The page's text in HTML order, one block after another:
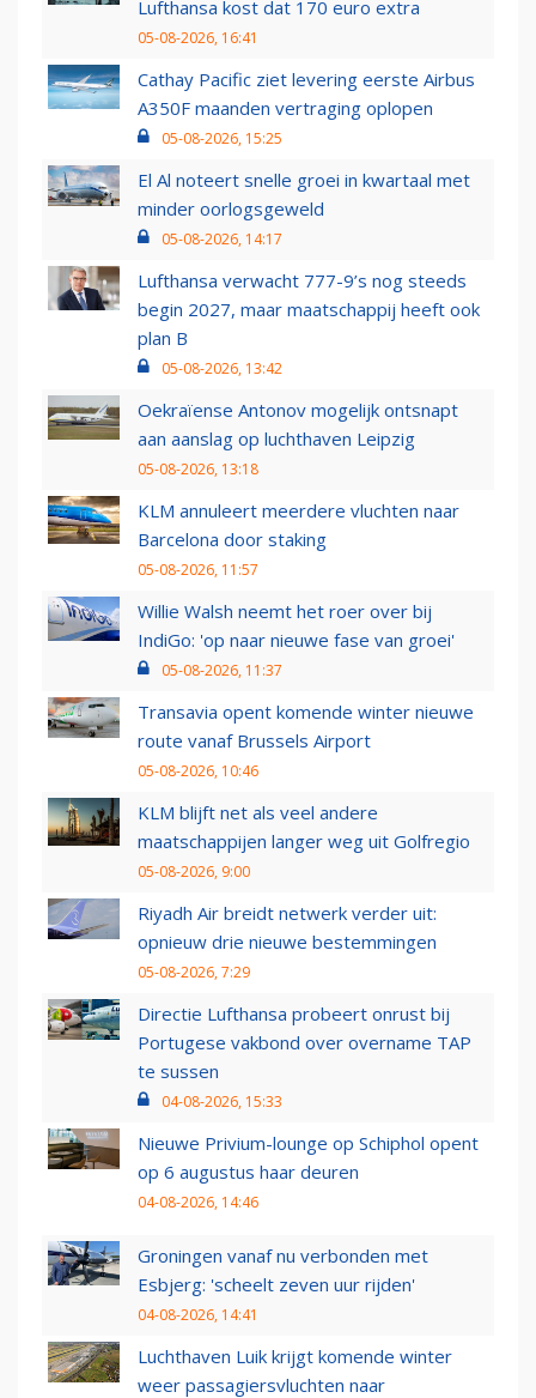
Lufthansa kost dat 170 euro extra
05-08-2026, 16:41
Cathay Pacific ziet levering eerste Airbus
A350F maanden vertraging oplopen
05-08-2026, 15:25
El Al noteert snelle groei in kwartaal met
minder oorlogsgeweld
05-08-2026, 14:17
Lufthansa verwacht 777-9’s nog steeds
begin 2027, maar maatschappij heeft ook
plan B
05-08-2026, 13:42
Oekraïense Antonov mogelijk ontsnapt
aan aanslag op luchthaven Leipzig
05-08-2026, 13:18
KLM annuleert meerdere vluchten naar
Barcelona door staking
05-08-2026, 11:57
Willie Walsh neemt het roer over bij
IndiGo: 'op naar nieuwe fase van groei'
05-08-2026, 11:37
Transavia opent komende winter nieuwe
route vanaf Brussels Airport
05-08-2026, 10:46
KLM blijft net als veel andere
maatschappijen langer weg uit Golfregio
05-08-2026, 9:00
Riyadh Air breidt netwerk verder uit:
opnieuw drie nieuwe bestemmingen
05-08-2026, 7:29
Directie Lufthansa probeert onrust bij
Portugese vakbond over overname TAP
te sussen
04-08-2026, 15:33
Nieuwe Privium-lounge op Schiphol opent
op 6 augustus haar deuren
04-08-2026, 14:46
Groningen vanaf nu verbonden met
Esbjerg: 'scheelt zeven uur rijden'
04-08-2026, 14:41
Luchthaven Luik krijgt komende winter
weer passagiersvluchten naar